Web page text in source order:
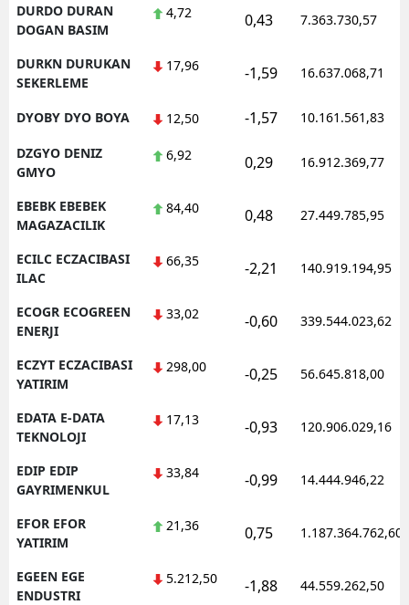
DURDO DURAN
DOGAN BASIM
4,72 0,43 7.363.730,57
DURKN DURUKAN
SEKERLEME
17,96 -1,59 16.637.068,71
DYOBY DYO BOYA 12,50 -1,57 10.161.561,83
DZGYO DENIZ
GMYO
6,92 0,29 16.912.369,77
EBEBK EBEBEK
MAGAZACILIK
84,40 0,48 27.449.785,95
ECILC ECZACIBASI
ILAC
66,35 -2,21 140.919.194,95
ECOGR ECOGREEN
ENERJI
33,02 -0,60 339.544.023,62
ECZYT ECZACIBASI
YATIRIM
298,00 -0,25 56.645.818,00
EDATA E-DATA
TEKNOLOJI
17,13 -0,93 120.906.029,16
EDIP EDIP
GAYRIMENKUL
33,84 -0,99 14.444.946,22
EFOR EFOR
YATIRIM
21,36 0,75 1.187.364.762,60
EGEEN EGE
ENDUSTRI
5.212,50 -1,88 44.559.262,50